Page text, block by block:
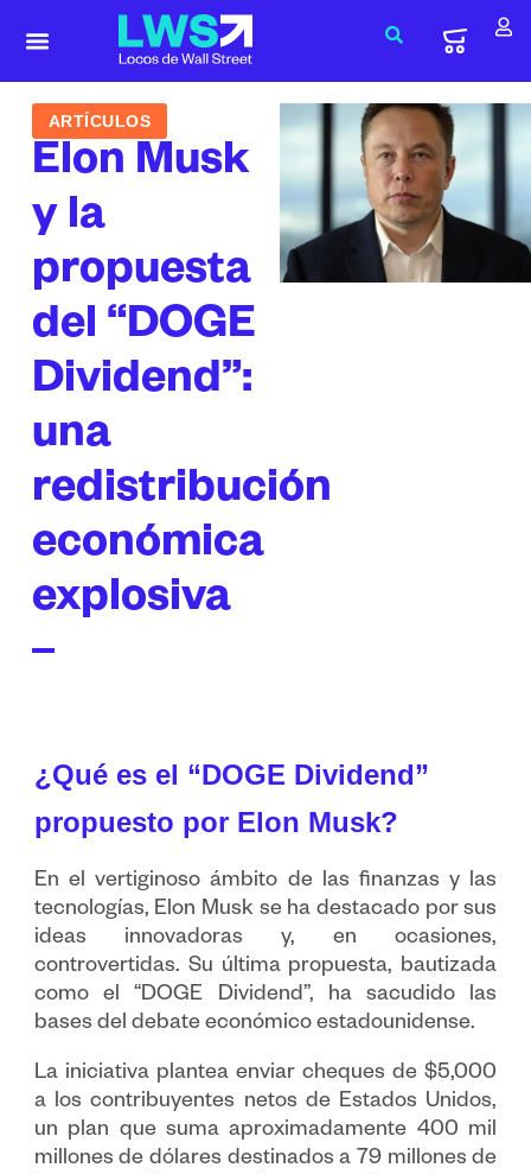
ARTÍCULOS
Elon Musk
y la
propuesta
del “DOGE
Dividend”:
una
redistribución
económica
explosiva
¿Qué es el “DOGE Dividend”
propuesto por Elon Musk?
En el vertiginoso ámbito de las finanzas y las
tecnologías, Elon Musk se ha destacado por sus
ideas innovadoras y, en ocasiones,
controvertidas. Su última propuesta, bautizada
como el “DOGE Dividend”, ha sacudido las
bases del debate económico estadounidense.
La iniciativa plantea enviar cheques de $5,000
a los contribuyentes netos de Estados Unidos,
un plan que suma aproximadamente 400 mil
millones de dólares destinados a 79 millones de